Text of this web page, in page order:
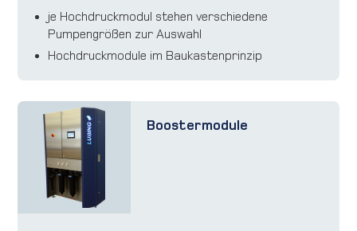
je Hochdruckmodul stehen verschiedene
Pumpengrößen zur Auswahl
Hochdruckmodule im Baukastenprinzip
Boostermodule